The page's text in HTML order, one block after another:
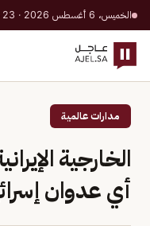
الخميس، 6 أغسطس 2026 · 23 صفر 1448 هـ
مدارات عالمية
الخارجية
أي عدوان